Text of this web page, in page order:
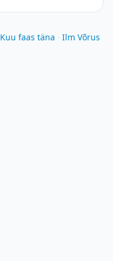
Kuu faas täna · Ilm Võrus